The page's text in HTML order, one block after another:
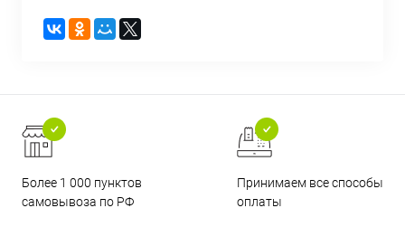
Более 1 000 пунктов
самовывоза по РФ
Принимаем все способы
оплаты